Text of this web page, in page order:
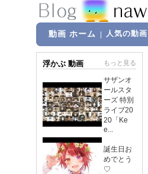
動画 ホーム 人気の動画
浮かぶ 動画 もっと見る
サザンオ
ールスタ
ーズ 特別
ライブ20
20「Ke
e...
誕生日お
めでとう
♡